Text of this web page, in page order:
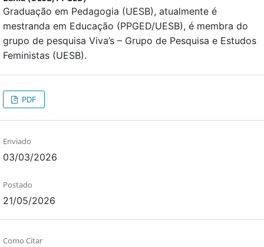
Graduação em Pedagogia (UESB), atualmente é
mestranda em Educação (PPGED/UESB), é membra do
grupo de pesquisa Viva’s – Grupo de Pesquisa e Estudos
Feministas (UESB).
PDF
Enviado
03/03/2026
Postado
21/05/2026
Como Citar